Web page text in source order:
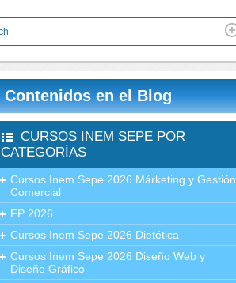
Contenidos en el Blog
CURSOS INEM SEPE POR
CATEGORÍAS
Cursos Inem Sepe 2026 Márketing y Gestión
Comercial
FP 2026
Cursos Inem Sepe 2026 Dietética
Cursos Inem Sepe 2026 Diseño Web y
Diseño Gráfico